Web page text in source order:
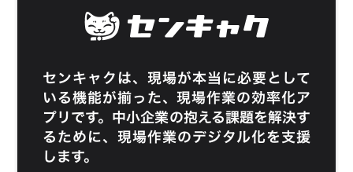
センキャクは、現場が本当に必要として
いる機能が揃った、現場作業の効率化ア
プリです。中小企業の抱える課題を解決す
るために、現場作業のデジタル化を支援
します。